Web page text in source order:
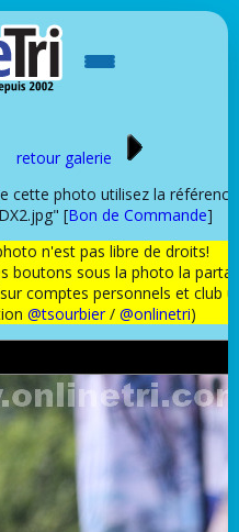
retour galerie
cette photo utilisez la
[Bon de Commande]
n'est pas libre de droits!
boutons sous la photo la
comptes personnels et club
@tsourbier/ @onlinetri)